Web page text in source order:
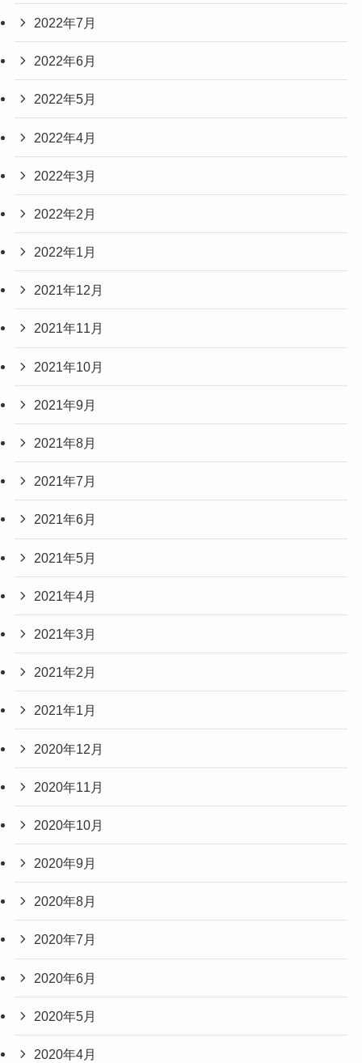
2022年7月
2022年6月
2022年5月
2022年4月
2022年3月
2022年2月
2022年1月
2021年12月
2021年11月
2021年10月
2021年9月
2021年8月
2021年7月
2021年6月
2021年5月
2021年4月
2021年3月
2021年2月
2021年1月
2020年12月
2020年11月
2020年10月
2020年9月
2020年8月
2020年7月
2020年6月
2020年5月
2020年4月